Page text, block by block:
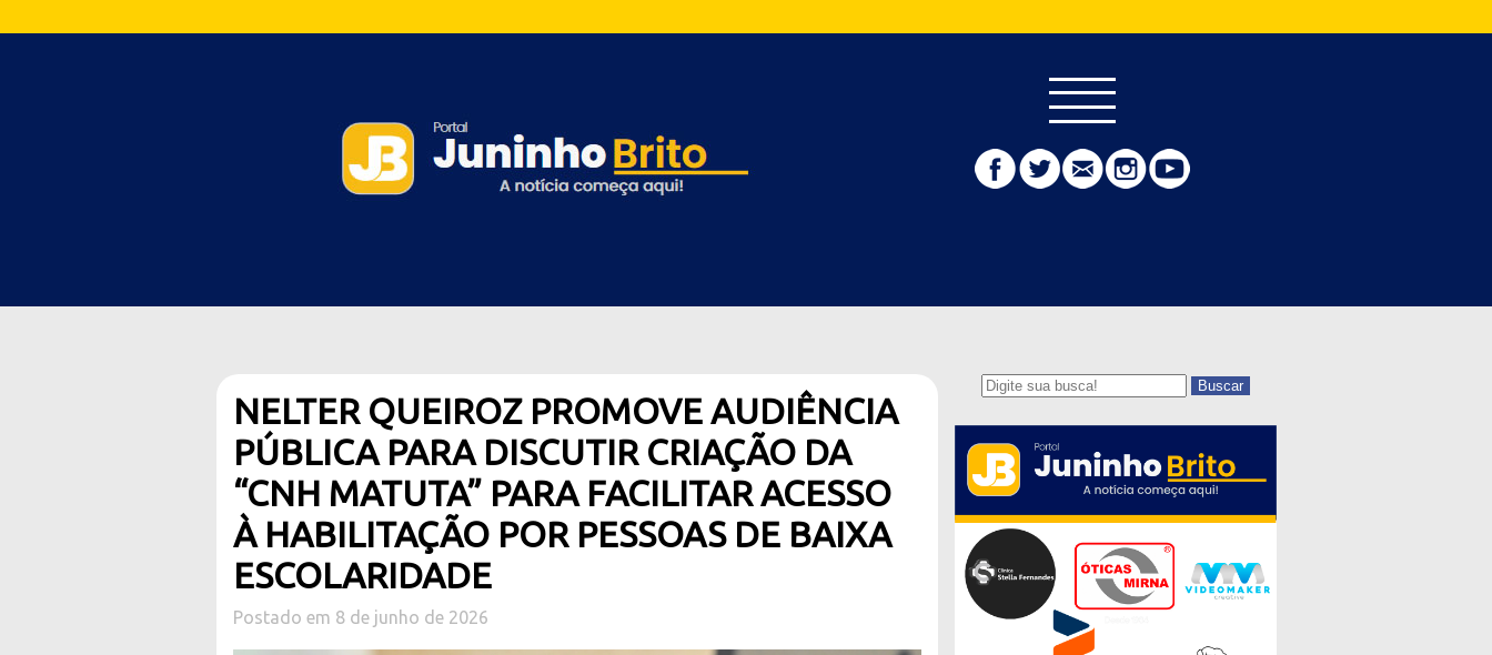
NELTER QUEIROZ PROMOVE AUDIÊNCIA
PÚBLICA PARA DISCUTIR CRIAÇÃO DA
“CNH MATUTA” PARA FACILITAR ACESSO
À HABILITAÇÃO POR PESSOAS DE BAIXA
ESCOLARIDADE
Postado em 8 de junho de 2026
Buscar